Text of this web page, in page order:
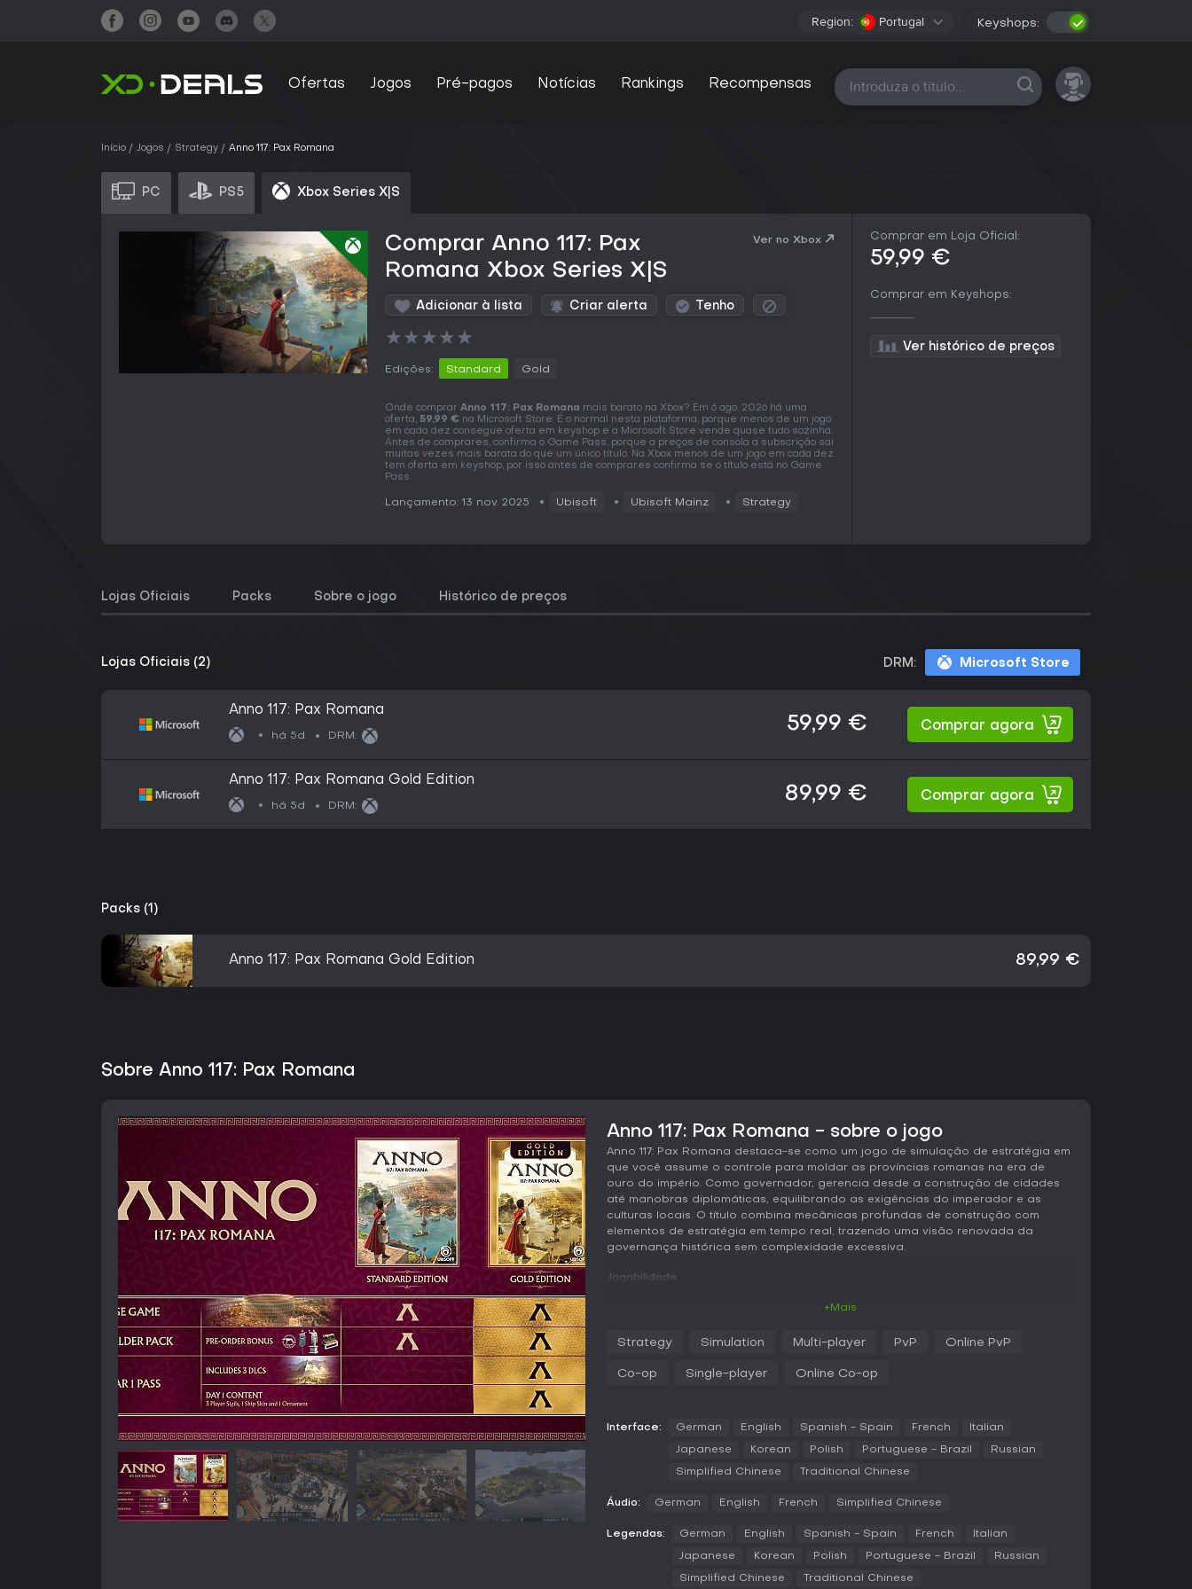
Region: Portugal Keyshops:
Ofertas Jogos Pré-pagos Notícias Rankings Recompensas Todas as plataformas
Início Jogos Strategy Anno 117: Pax Romana
PC PS5 Xbox Series X|S
Comprar Anno 117: Pax
Romana Xbox Series X|S
Ver no Xbox
Adicionar à lista Criar alerta Tenho
★★★★★
Edições: Standard Gold
Onde comprar Anno 117: Pax Romana mais barato na Xbox? Em 6 ago. 2026 há uma
oferta, 59,99 € na Microsoft Store. É o normal nesta plataforma, porque menos de um jogo
em cada dez consegue oferta em keyshop e a Microsoft Store vende quase tudo sozinha.
Antes de comprares, confirma o Game Pass, porque a preços de consola a subscrição sai
muitas vezes mais barata do que um único título. Na Xbox menos de um jogo em cada dez
tem oferta em keyshop, por isso antes de comprares confirma se o título está no Game
Pass.
Lançamento: 13 nov. 2025 Ubisoft Ubisoft Mainz Strategy
Comprar em Loja Oficial:
59,99 €
Comprar em Keyshops:
Ver histórico de preços
Lojas Oficiais Packs Sobre o jogo Histórico de preços
Lojas Oficiais (2) DRM: Microsoft Store
Anno 117: Pax Romana
há 5d DRM:
59,99 € Comprar agora
Anno 117: Pax Romana Gold Edition
há 5d DRM:
89,99 € Comprar agora
Packs (1)
Anno 117: Pax Romana Gold Edition 89,99 €
Sobre Anno 117: Pax Romana
Anno 117: Pax Romana - sobre o jogo
Anno 117: Pax Romana destaca-se como um jogo de simulação de estratégia em
que você assume o controle para moldar as províncias romanas na era de
ouro do império. Como governador, gerencia desde a construção de cidades
até manobras diplomáticas, equilibrando as exigências do imperador e as
culturas locais. O título combina mecânicas profundas de construção com
elementos de estratégia em tempo real, trazendo uma visão renovada da
governança histórica sem complexidade excessiva.
Jogabilidade
mercadorias para criar uma economia próspera. Equilibrar as necessidades da
insatisfeitos podem gerar agitação. A expansão ocorre por meio de exploração
e melhorias para produção e defesa. Os combates envolvem batalhas
terrestres e confrontos navais, adicionando profundidade tática. Você também
em Albion ou impor os costumes romanos, o que influencia bônus de
Modos de Jogo
O jogo oferece experiências single-player e multiplayer online, exigindo
+Mais
Strategy Simulation Multi-player PvP Online PvP
Co-op Single-player Online Co-op
Interface: German English Spanish - Spain French Italian
Japanese Korean Polish Portuguese - Brazil Russian
Simplified Chinese Traditional Chinese
Áudio: German English French Simplified Chinese
Legendas: German English Spanish - Spain French Italian
Japanese Korean Polish Portuguese - Brazil Russian
Simplified Chinese Traditional Chinese